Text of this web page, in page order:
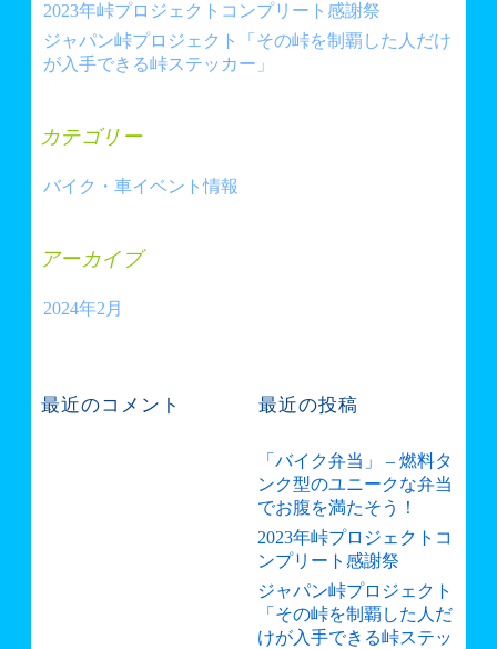
2023年峠プロジェクトコンプリート感謝祭
ジャパン峠プロジェクト「その峠を制覇した人だけ
が入手できる峠ステッカー」
カテゴリー
バイク・車イベント情報
アーカイブ
2024年2月
最近のコメント 最近の投稿
「バイク弁当」 – 燃料タ
ンク型のユニークな弁当
でお腹を満たそう！
2023年峠プロジェクトコ
ンプリート感謝祭
ジャパン峠プロジェクト
「その峠を制覇した人だ
けが入手できる峠ステッ